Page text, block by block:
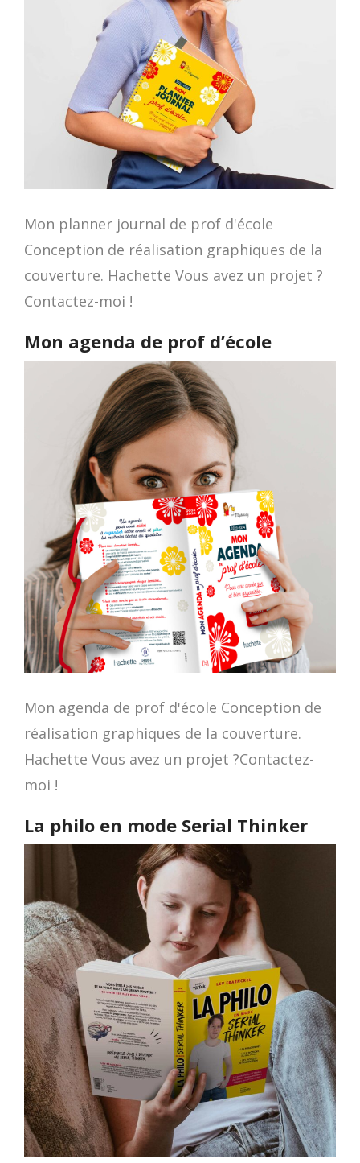
Mon planner journal de prof d'école
Conception de réalisation graphiques de la
couverture. Hachette Vous avez un projet ?
Contactez-moi !
Mon agenda de prof d’école
Mon agenda de prof d'école Conception de
réalisation graphiques de la couverture.
Hachette Vous avez un projet ?Contactez-
moi !
La philo en mode Serial Thinker